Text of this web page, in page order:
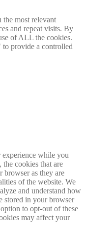
the most relevant
and repeat visits. By
of ALL the cookies.
provide a controlled
while you
cookies that are
browser as they are
of the website. We
and understand how
stored in your browser
to opt-out of these
may affect your